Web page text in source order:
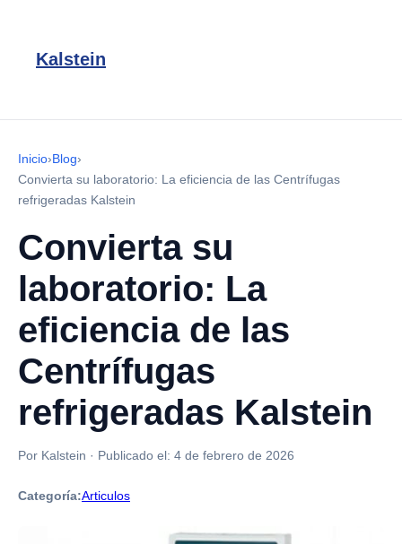
Kalstein
Inicio›Blog›
Convierta su laboratorio: La eficiencia de las Centrífugas
refrigeradas Kalstein
Convierta su
laboratorio: La
eficiencia de las
Centrífugas
refrigeradas Kalstein
Por Kalstein · Publicado el: 4 de febrero de 2026
Categoría:Articulos